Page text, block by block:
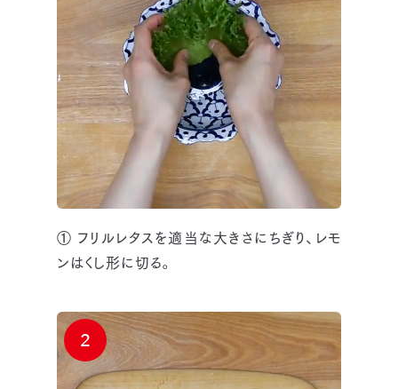
① フリルレタスを適当な大きさにちぎり、レモ
ンはくし形に切る。
2